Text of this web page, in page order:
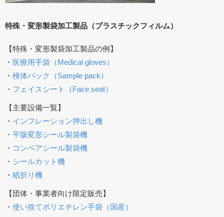
特殊・変形製袋加工製品（プラスチックフィルム）
【特殊・変形製袋加工製品の例】
・ 医療用手袋（Medical gloves）
・ 検体パック（Sample pack）
・ フェイスシート（Face seat）
【主要設備一覧】
・ インフレーション押出し機
・ 平版変形シール製袋機
・ コンベアシール製袋機
・ シールカット機
・ 紙折り機
【団体・事業者向け限定販売】
・ 使い捨てポリエチレン手袋（国産）